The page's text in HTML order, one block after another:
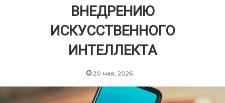
ВНЕДРЕНИЮ
ИСКУССТВЕННОГО
ИНТЕЛЛЕКТА
20 мая, 2026